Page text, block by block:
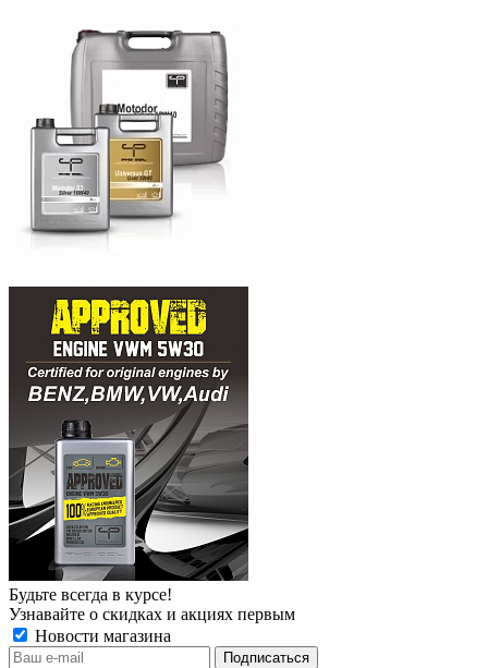
Будьте всегда в курсе!
Узнавайте о скидках и акциях первым
Новости магазина